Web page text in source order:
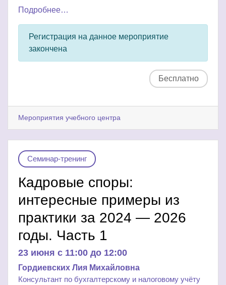
Подробнее…
Регистрация на данное мероприятие
закончена
Бесплатно
Мероприятия учебного центра
Семинар-тренинг
Кадровые споры:
интересные примеры из
практики за 2024 — 2026
годы. Часть 1
23 июня c 11:00 до 12:00
Гордиевских Лия Михайловна
Консультант по бухгалтерскому и налоговому учёту